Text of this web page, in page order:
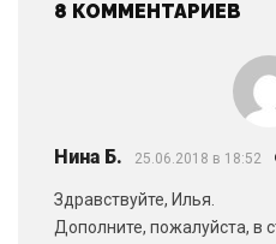
8 КОММЕНТАРИЕВ
Нина Б. 25.06.2018 в 18:52
Здравствуйте, Илья.
Дополните, пожалуйста, в